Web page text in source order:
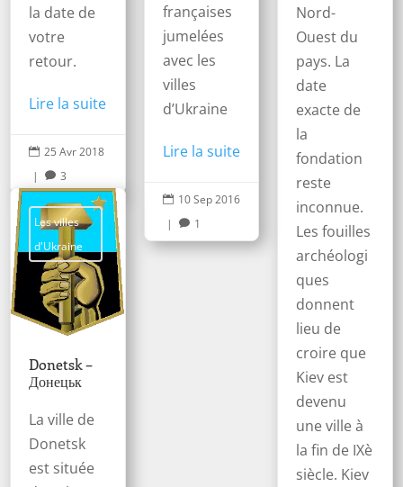
la date de
votre
retour.
Lire la suite
 25 Avr 2018
|
 3
Nord-
Ouest du
pays. La
date
exacte de
la
fondation
reste
inconnue.
Les fouilles
archéologi
ques
donnent
lieu de
croire que
Kiev est
devenu
une ville à
la fin de IXè
siècle. Kiev
françaises
jumelées
avec les
villes
d’Ukraine
Lire la suite
 10 Sep 2016
|
 1
Les villes
d'Ukraine
Donetsk –
Донецьк
La ville de
Donetsk
est située